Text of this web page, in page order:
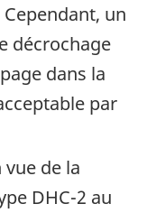
un
décrochage
dans la
par
vue de la
DHC-2 au